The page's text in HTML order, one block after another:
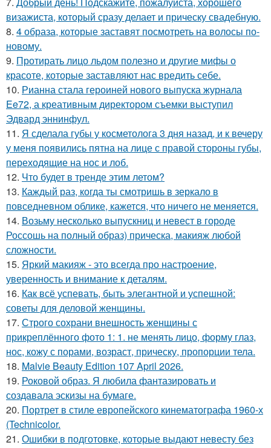
визажиста, который сразу делает и прическу свадебную.
8. 4 образа, которые заставят посмотреть на волосы по-
новому.
9. Протирать лицо льдом полезно и другие мифы о
красоте, которые заставляют нас вредить себе.
10. Рианна стала героиней нового выпуска журнала
Ee72, а креативным директором съемки выступил
Эдвард эннинфул.
11. Я сделала губы у косметолога 3 дня назад, и к вечеру
у меня появились пятна на лице с правой стороны губы,
переходящие на нос и лоб.
12. Что будет в тренде этим летом?
13. Каждый раз, когда ты смотришь в зеркало в
повседневном облике, кажется, что ничего не меняется.
14. Возьму несколько выпускниц и невест в городе
Россошь на полный образ) прическа, макияж любой
сложности.
15. Яркий макияж - это всегда про настроение,
уверенность и внимание к деталям.
16. Как всё успевать, быть элегантной и успешной:
советы для деловой женщины.
17. Строго сохрани внешность женщины с
прикреплённого фото 1: 1. не менять лицо, форму глаз,
нос, кожу с порами, возраст, прическу, пропорции тела.
18. Malvie Beauty Edition 107 April 2026.
19. Роковой образ. Я любила фантазировать и
создавала эскизы на бумаге.
20. Портрет в стиле европейского кинематографа 1960-х
(Technicolor.
21. Ошибки в подготовке, которые выдают невесту без